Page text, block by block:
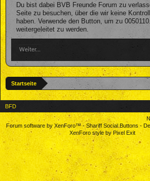
Du bist dabei BVB Freunde Forum zu
Seite zu besuchen, über die wir keine
haben. Verwende den Button, um zu
weitergeleitet zu werden.
Weiter...
Startseite
BFD
Forum software by XenForo™-Shariff Social Buttons-
XenForo style by Pixel Exit